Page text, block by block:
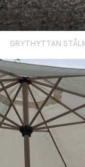
GRYTHYTTAN